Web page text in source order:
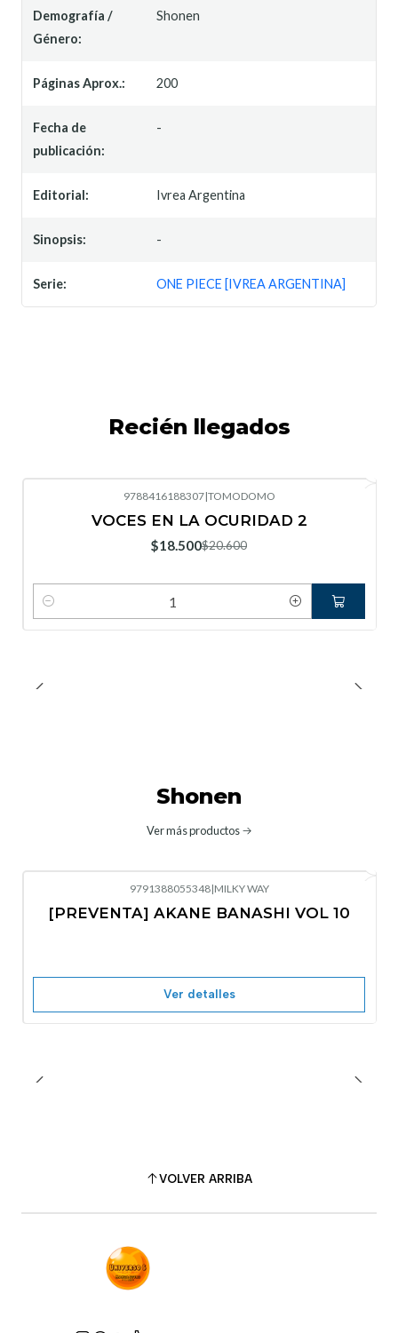
Demografía /
Género:
Shonen
Páginas Aprox.: 200
Fecha de
publicación:
-
Editorial: Ivrea Argentina
Sinopsis: -
Serie: ONE PIECE [IVREA ARGENTINA]
Recién llegados
9788416188307|TOMODOMO
VOCES EN LA OCURIDAD 2
$18.500$20.600
Cantidad
Shonen
Ver más productos
No disponible
9791388055348|MILKY WAY
[PREVENTA] AKANE BANASHI VOL 10
Ver detalles
VOLVER ARRIBA